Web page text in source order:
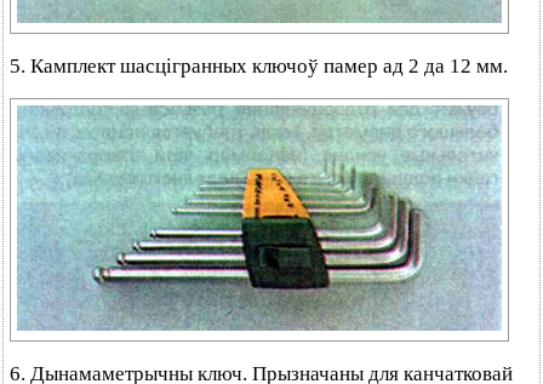
5. Камплект шасцігранных ключоў памер ад 2 да 12 мм.
6. Дынамаметрычны ключ. Прызначаны для канчатковай